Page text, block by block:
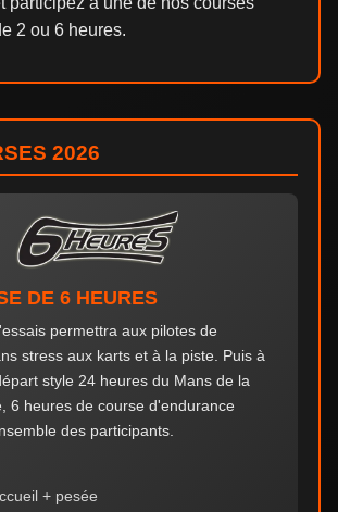
2 ou 6 heures.
2026
DE 6 HEURES
permettra aux pilotes de
stress aux karts et à la piste. Puis à
style 24 heures du Mans de la
6 heures de course d'endurance
des participants.
+ pesée